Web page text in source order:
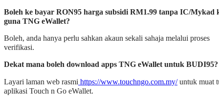
Boleh ke bayar RON95 harga subsidi RM1.99 tanpa IC/Mykad
guna TNG eWallet?
Boleh, anda hanya perlu sahkan akaun sekali sahaja melalui proses
verifikasi.
Dekat mana boleh download apps TNG eWallet untuk BUDI95?
Layari laman web rasmi https://www.touchngo.com.my/untuk muat
aplikasi Touch n Go eWallet.